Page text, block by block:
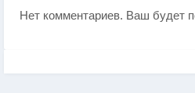
Нет комментариев. Ваш будет